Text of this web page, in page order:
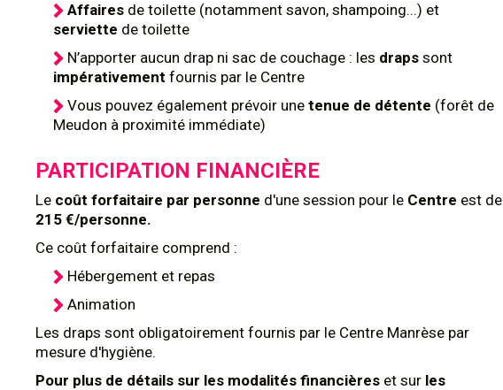
Affaires de toilette (notamment savon, shampoing...) et
serviette de toilette
N’apporter aucun drap ni sac de couchage : les draps sont
impérativement fournis par le Centre
Vous pouvez également prévoir une tenue de détente (forêt de
Meudon à proximité immédiate)
PARTICIPATION FINANCIÈRE
Le coût forfaitaire par personne d'une session pour le Centre est de
215 €/personne.
Ce coût forfaitaire comprend :
Hébergement et repas
Animation
Les draps sont obligatoirement fournis par le Centre Manrèse par
mesure d'hygiène.
Pour plus de détails sur les modalités financières et sur les